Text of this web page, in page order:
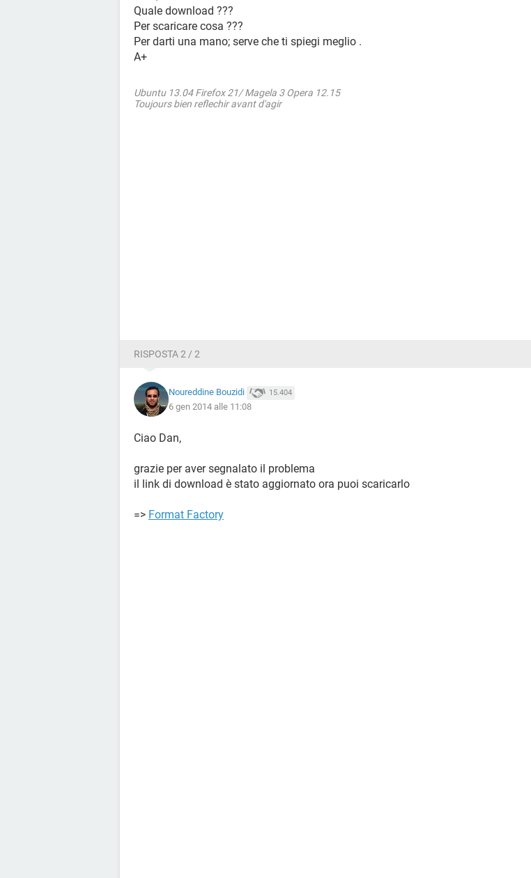
Quale download ???
Per scaricare cosa ???
Per darti una mano; serve che ti spiegi meglio .
A+
Ubuntu 13.04 Firefox 21/ Magela 3 Opera 12.15
Toujours bien reflechir avant d'agir
RISPOSTA 2 / 2
Noureddine Bouzidi 15.404
6 gen 2014 alle 11:08
Ciao Dan,
grazie per aver segnalato il problema
il link di download è stato aggiornato ora puoi scaricarlo
=> Format Factory